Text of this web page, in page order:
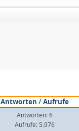
Antworten /Aufrufe
Antworten: 6
Aufrufe: 5.976